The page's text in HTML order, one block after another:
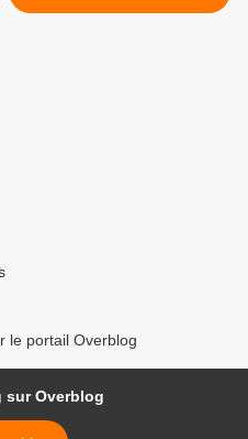
caramélisées >
le portail Overblog
sur Overblog